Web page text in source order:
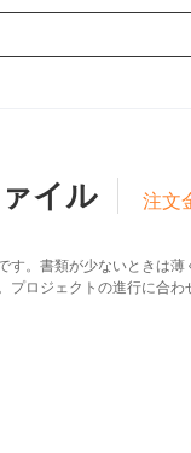
イル
注文
。書類が少ないときは
ロジェクトの進行に合わ